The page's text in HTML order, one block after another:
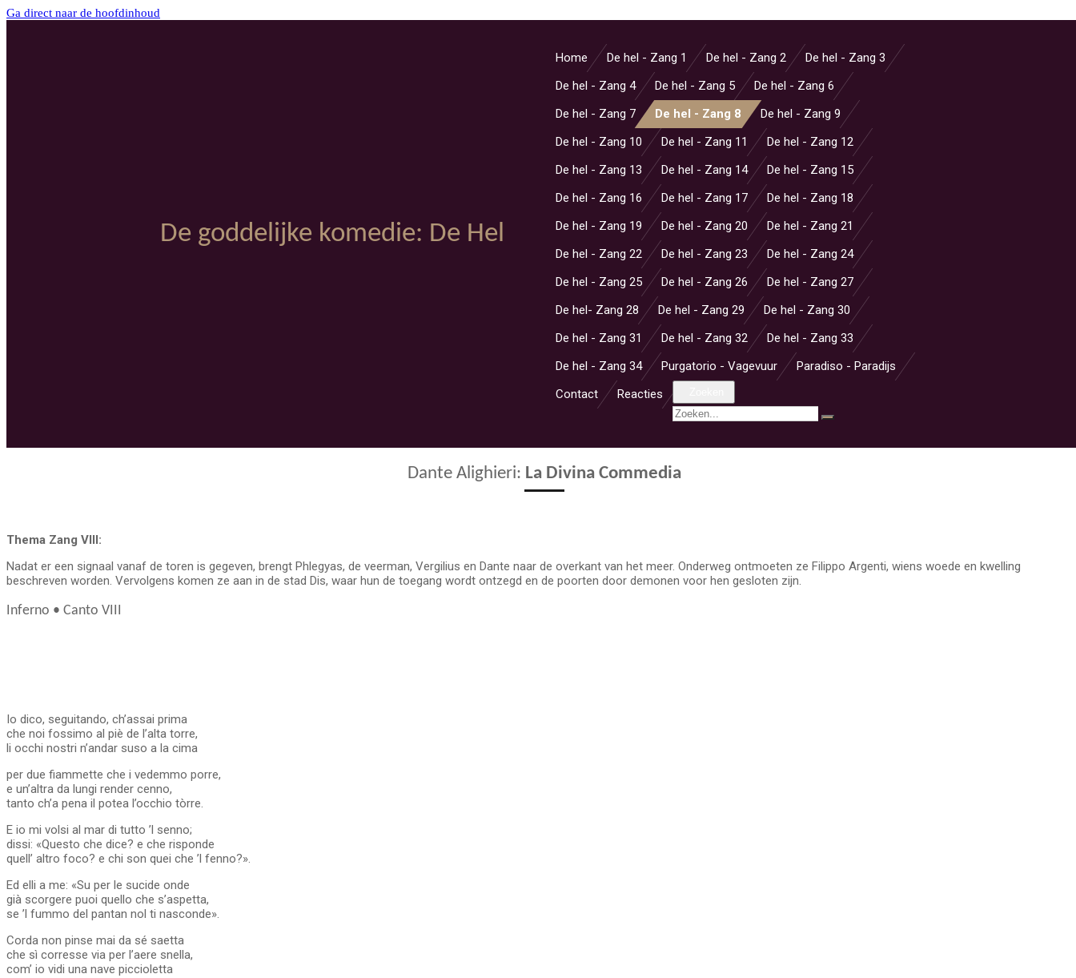
Ga direct naar de hoofdinhoud
De goddelijke komedie: De Hel
Home De hel - Zang 1 De hel - Zang 2
De hel - Zang 3
De hel - Zang 4
De hel - Zang 5
De hel - Zang 6
De hel - Zang 7
De hel - Zang 8
De hel - Zang 9
De hel - Zang 10
De hel - Zang 11
De hel - Zang 12
De hel - Zang 13
De hel - Zang 14
De hel - Zang 15
De hel - Zang 16
De hel - Zang 17
De hel - Zang 18
De hel - Zang 19
De hel - Zang 20
De hel - Zang 21
De hel - Zang 22
De hel - Zang 23
De hel - Zang 24
De hel - Zang 25
De hel - Zang 26
De hel - Zang 27
De hel- Zang 28
De hel - Zang 29
De hel - Zang 30
De hel - Zang 31
De hel - Zang 32
De hel - Zang 33
De hel - Zang 34
Purgatorio - Vagevuur
Paradiso - Paradijs
Contact
Reacties
Dante Alighieri: La Divina Commedia
Thema Zang VIII:
Nadat er een signaal vanaf de toren is gegeven, brengt Phlegyas, de veerman, Vergilius en Dante naar de overkant van het meer. Onderweg ontmoeten ze Filippo Argenti, wiens woede en kwelling
beschreven worden. Vervolgens komen ze aan in de stad Dis, waar hun de toegang wordt ontzegd en de poorten door demonen voor hen gesloten zijn.
Inferno • Canto VIII
Io dico, seguitando, ch’assai prima
che noi fossimo al piè de l’alta torre,
li occhi nostri n’andar suso a la cima
per due fiammette che i vedemmo porre,
e un’altra da lungi render cenno,
tanto ch’a pena il potea l’occhio tòrre.
E io mi volsi al mar di tutto ’l senno;
dissi: «Questo che dice? e che risponde
quell’ altro foco? e chi son quei che ’l fenno?».
Ed elli a me: «Su per le sucide onde
già scorgere puoi quello che s’aspetta,
se ’l fummo del pantan nol ti nasconde».
Corda non pinse mai da sé saetta
che sì corresse via per l’aere snella,
com’ io vidi una nave piccioletta